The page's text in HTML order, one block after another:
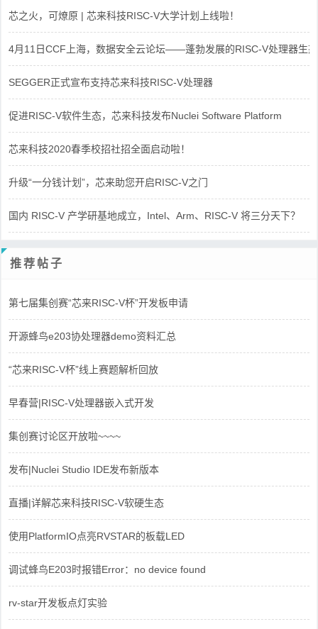
芯之火，可燎原 | 芯来科技RISC-V大学计划上线啦！
4月11日CCF上海，数据安全云论坛——蓬勃发展的RISC-V处理器生态
SEGGER正式宣布支持芯来科技RISC-V处理器
促进RISC-V软件生态，芯来科技发布Nuclei Software Platform
芯来科技2020春季校招社招全面启动啦！
升级“一分钱计划”，芯来助您开启RISC-V之门
国内 RISC-V 产学研基地成立，Intel、Arm、RISC-V 将三分天下？
推荐帖子
第七届集创赛“芯来RISC-V杯”开发板申请
开源蜂鸟e203协处理器demo资料汇总
“芯来RISC-V杯”线上赛题解析回放
早春营|RISC-V处理器嵌入式开发
集创赛讨论区开放啦~~~~
发布|Nuclei Studio IDE发布新版本
直播|详解芯来科技RISC-V软硬生态
使用PlatformIO点亮RVSTAR的板载LED
调试蜂鸟E203时报错Error：no device found
rv-star开发板点灯实验